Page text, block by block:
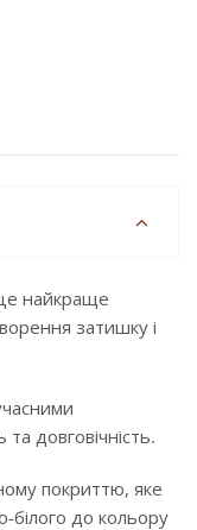
найкраще
затишку і
довговічність.
покриттю, яке
білого до кольору